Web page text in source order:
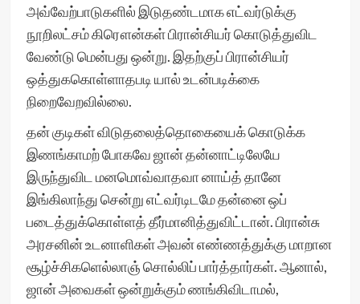
அவ்வேற்பாடுகளில் இடுதண்டமாக எட்வர்டுக்கு
நூறிலட்சம் கிரௌன்கள் பிரான்சியர் கொடுத்துவிட
வேண்டு மென்பது ஒன்று. இதற்குப் பிரான்சியர்
ஒத்துககொள்ளாதபடி யால் உடன்படிக்கை
நிறைவேறவில்லை.
தன் குடிகள் விடுதலைத்தொகையைக் கொடுக்க
இணங்காமற் போகவே ஜான் தன்னாட்டிலேயே
இருந்துவிட மனமொவ்வாதவா னாய்த் தானே
இங்கிலாந்து சென்று எட்வர்டிடமே தன்னை ஒப்
படைத்துக்கொள்ளத் தீர்மானித்துவிட்டான். பிரான்சு
அரசனின் உடனாளிகள் அவன் எண்ணத்துக்கு மாறான
சூழ்ச்சிகளெல்லாஞ் சொல்லிப் பார்த்தார்கள். ஆனால்,
ஜான் அவைகள் ஒன்றுக்கும் ணங்கிவிடாமல்,